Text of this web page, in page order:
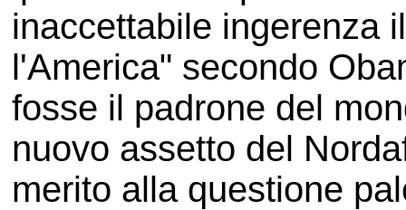
inaccettabile ingerenza
l'America" secondo
fosse il padrone del
nuovo assetto del
merito alla questione